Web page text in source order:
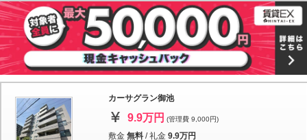
カーサグラン御池
9.9万円 (管理費 9,000円)
敷金 無料 /礼金 9.9万円